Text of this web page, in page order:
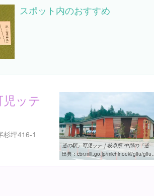
スポット内のおすすめ
ッテ
杉坪416-1
道の駅」可児ッテ｜岐阜県 中部の「道の駅」
出典：cbr.mlit.go.jp/michinoeki/gifu/gifu52.html